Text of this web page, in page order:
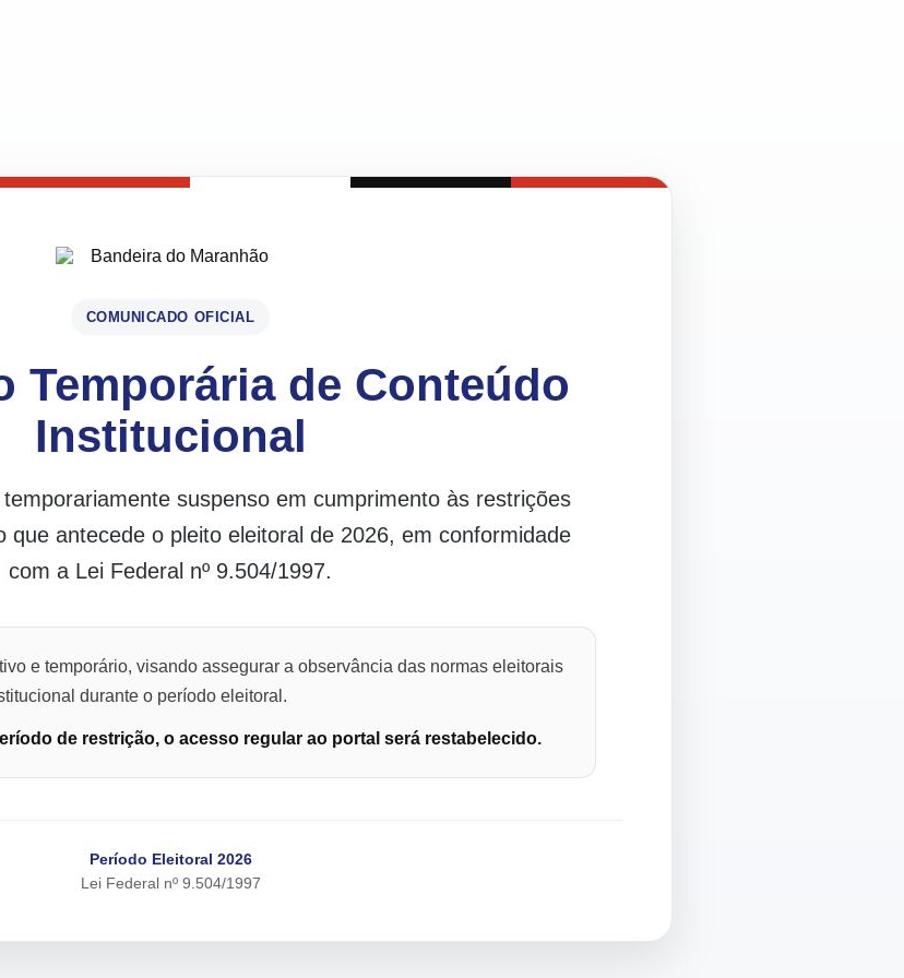
COMUNICADO OFICIAL
Temporária de Conteúdo
Institucional
suspenso em cumprimento às restrições
que antecede o pleito eleitoral de 2026, em conformidade
com a Lei Federal nº 9.504/1997.
e temporário, visando assegurar a observância das normas eleitorais
durante o período eleitoral.
de restrição, o acesso regular ao portal será restabelecido.
Período Eleitoral 2026
Lei Federal nº 9.504/1997